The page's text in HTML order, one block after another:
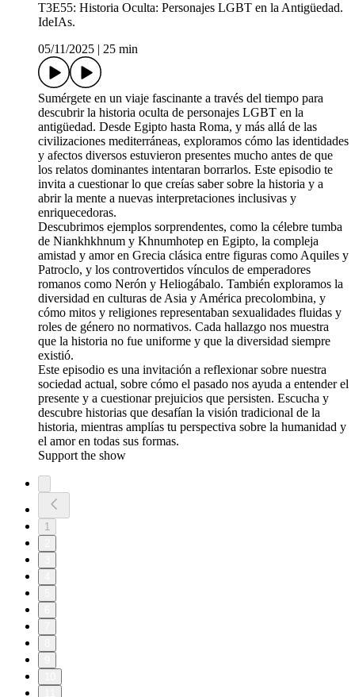
T3E55: Historia Oculta: Personajes LGBT en la Antigüedad.
IdeIAs.
05/11/2025
25 min
Sumérgete en un viaje fascinante a través del tiempo para
descubrir la historia oculta de personajes LGBT en la
antigüedad. Desde Egipto hasta Roma, y más allá de las
civilizaciones mediterráneas, exploramos cómo las identidades
y afectos diversos estuvieron presentes mucho antes de que
los relatos dominantes intentaran borrarlos. Este episodio te
invita a cuestionar lo que creías saber sobre la historia y a
abrir la mente a nuevas interpretaciones inclusivas y
enriquecedoras.
Descubrimos ejemplos sorprendentes, como la célebre tumba
de Niankhkhnum y Khnumhotep en Egipto, la compleja
amistad y amor en Grecia clásica entre figuras como Aquiles y
Patroclo, y los controvertidos vínculos de emperadores
romanos como Nerón y Heliogábalo. También exploramos la
diversidad en culturas de Asia y América precolombina, y
cómo mitos y religiones representaban sexualidades fluidas y
roles de género no normativos. Cada hallazgo nos muestra
que la historia no fue uniforme y que la diversidad siempre
existió.
Este episodio es una invitación a reflexionar sobre nuestra
sociedad actual, sobre cómo el pasado nos ayuda a entender el
presente y a cuestionar prejuicios que persisten. Escucha y
descubre historias que desafían la visión tradicional de la
historia, mientras amplías tu perspectiva sobre la humanidad y
el amor en todas sus formas.
Support the show
1